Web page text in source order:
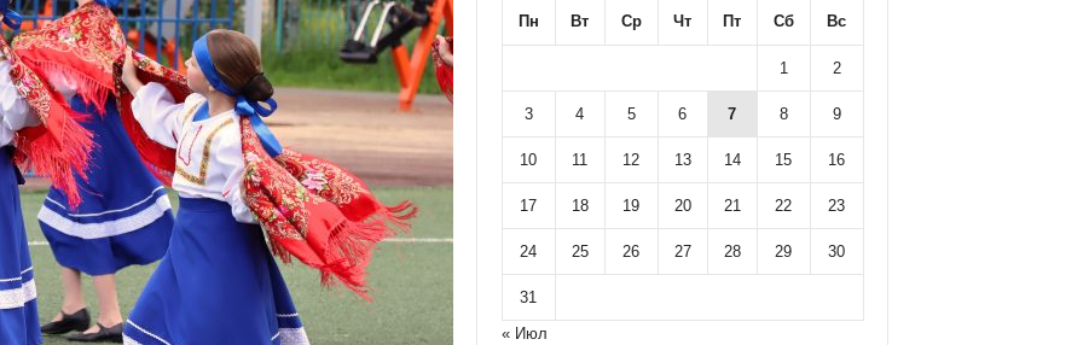
Пн Вт Ср Чт Пт Сб Вс
1 2
3 4 5 6 7 8 9
10 11 12 13 14 15 16
17 18 19 20 21 22 23
24 25 26 27 28 29 30
31
« Июл